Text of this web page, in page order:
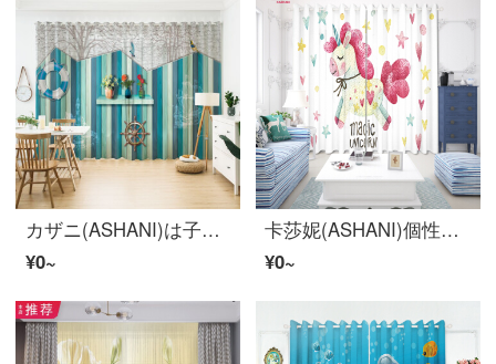
カザニ(ASHANI)は子供部屋のカーテンをカスタマイズして、紗のカーテンを設置します。男の子の寝室の窓のベールは遮光します。
¥0~
卡莎妮(ASHANI)個性カスタムで清新でシンプルな漫画少女風アニメピンクユニコーン寝室子供部屋カーテンカーテンカーテンカーテンカーテンカーテンカーテンカーテンカーテンカーテンカーテンカーテンE 0159-可愛いユニコーン紗-フック幅1メートル価格/何メートルで何枚か撮ります。
¥0~